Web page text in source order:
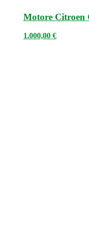
Motore Citroen
1.000,00 €